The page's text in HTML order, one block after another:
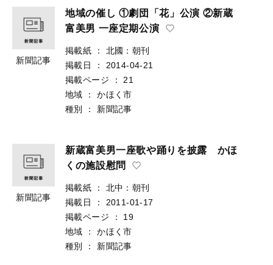
新聞記事
地域の催し ①劇団「花」公演 ②新蔵
富美男 一座定期公演
掲載紙 ：
北國：朝刊
掲載日
：
2014-04-21
掲載ページ
：
21
地域
：
かほく市
種別
： 新聞記事
新聞記事
新蔵富美男一座歌や踊りを披露 かほ
くの施設慰問
掲載紙 ：
北中：朝刊
掲載日
：
2011-01-17
掲載ページ
：
19
地域
：
かほく市
種別
： 新聞記事